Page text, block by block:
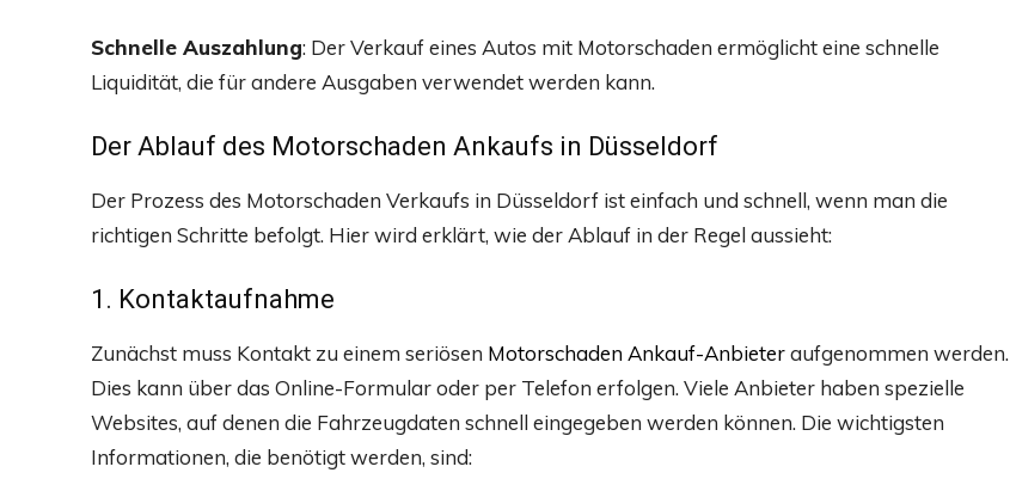
Schnelle Auszahlung: Der Verkauf eines Autos mit Motorschaden ermöglicht eine schnelle
Liquidität, die für andere Ausgaben verwendet werden kann.
Der Ablauf des Motorschaden Ankaufs in Düsseldorf
Der Prozess des Motorschaden Verkaufs in Düsseldorf ist einfach und schnell, wenn man die
richtigen Schritte befolgt. Hier wird erklärt, wie der Ablauf in der Regel aussieht:
1. Kontaktaufnahme
Zunächst muss Kontakt zu einem seriösen Motorschaden Ankauf-Anbieteraufgenommen werden.
Dies kann über das Online-Formular oder per Telefon erfolgen. Viele Anbieter haben spezielle
Websites, auf denen die Fahrzeugdaten schnell eingegeben werden können. Die wichtigsten
Informationen, die benötigt werden, sind: